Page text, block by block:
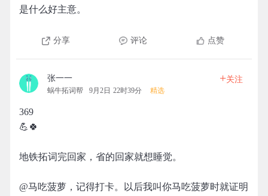
是什么好主意。
分享 评论 点赞
张一一
蜗牛拓词帮 9月2日 22时39分 精选
+关注
369
💪🍀
地铁拓词完回家，省的回家就想睡觉。
@马吃菠萝，记得打卡。以后我叫你马吃菠萝时就证明